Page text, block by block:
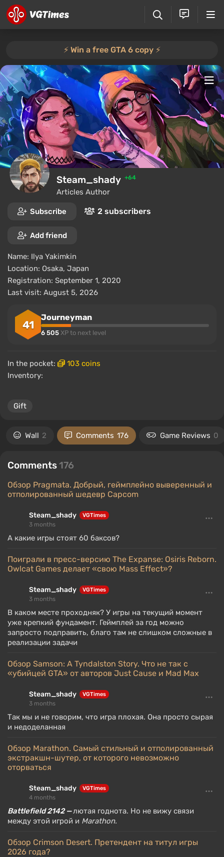
⚡️ Win a free GTA 6 copy ⚡️
Steam_shady +64
Articles Author
Subscribe 2 subscribers
Add friend
Name: Ilya Yakimkin
Location: Osaka, Japan
Registration: September 1, 2020
Last visit: August 5, 2026
41
Journeyman
6 505 XP to next level
In the pocket:
103 coins
Inventory:
Gift
Wall 2 Comments 176 Game Reviews 0
Comments176
Обзор Pragmata. Добрый, геймплейно выверенный и
отполированный шедевр Capcom
Steam_shady VGTimes
3 months
А какие игры стоят 60 баксов?
Поиграли в пресс-версию The Expanse: Osiris Reborn.
Owlcat Games делает «свою Mass Effect»?
Steam_shady VGTimes
3 months
В каком месте проходняк? У игры на текущий момент
уже крепкий фундамент. Геймплей за год можно
запросто подправить, благо там не слишком сложные в
реализации задачи
Обзор Samson: A Tyndalston Story. Что не так с
«убийцей GTA» от авторов Just Cause и Mad Max
Steam_shady VGTimes
3 months
Так мы и не говорим, что игра плохая. Она просто сырая
и недоделанная
Обзор Marathon. Самый стильный и отполированный
экстракшн-шутер, от которого невозможно
оторваться
Steam_shady VGTimes
4 months
Battlefield 2142 —лютая годнота. Но не вижу связи
между этой игрой и Marathon.
Обзор Crimson Desert. Претендент на титул игры
2026 года?